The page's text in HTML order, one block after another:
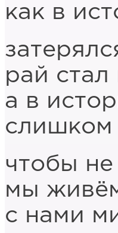
как в
рай стал
а в
слишком
чтобы
мы
с нами